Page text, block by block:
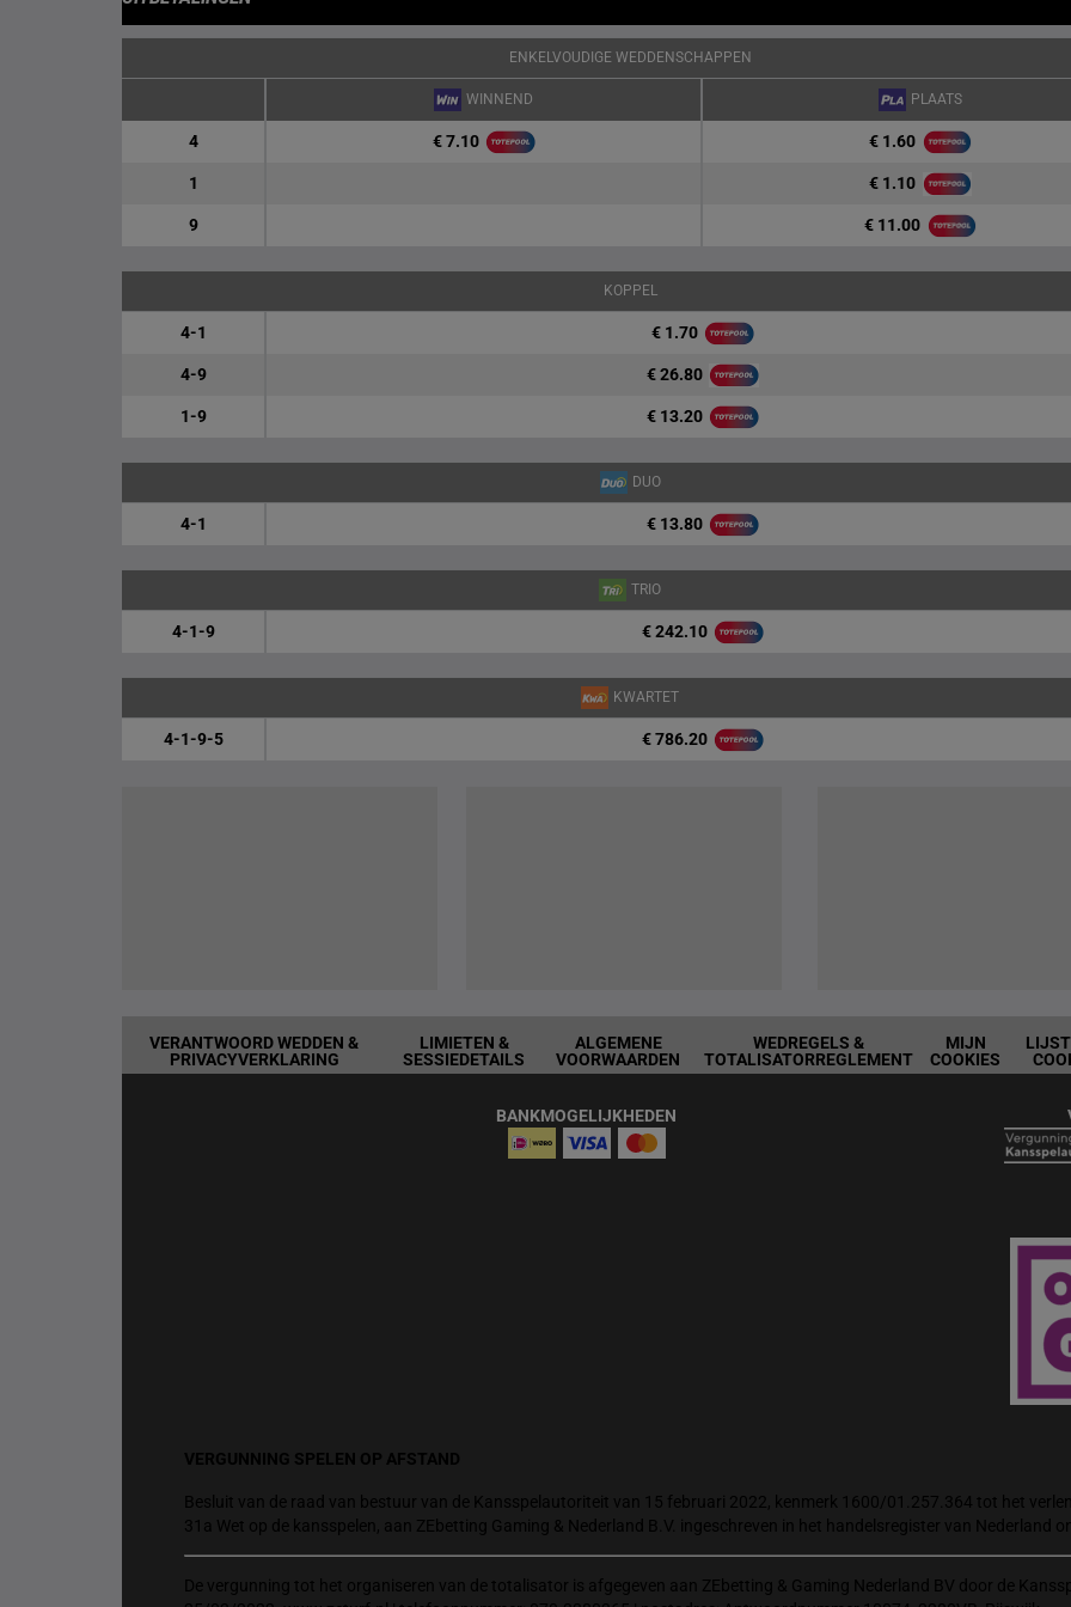
ENKELVOUDIGE WEDDENSCHAPPEN
WINNEND PLAATS
4 € 7.10 € 1.60
1 € 1.10
9 € 11.00
KOPPEL
4-1 € 1.70
4-9 € 26.80
1-9 € 13.20
DUO
4-1 € 13.80
TRIO
4-1-9 € 242.10
KWARTET
4-1-9-5 € 786.20
VERANTWOORD WEDDEN &
PRIVACYVERKLARING
LIMIETEN &
SESSIEDETAILS
ALGEMENE
VOORWAARDEN
WEDREGELS &
TOTALISATORREGLEMENT
MIJN
COOKIES
BANKMOGELIJKHEDEN
VERGUNNING SPELEN OP AFSTAND
Besluit van de raad van bestuur van de Kansspelautoriteit van 15 februari 2022, kenmerk 1600/01.257.364 tot het
31a Wet op de kansspelen, aan ZEbetting Gaming & Nederland B.V. ingeschreven in het handelsregister van Nederland
De vergunning tot het organiseren van de totalisator is afgegeven aan ZEbetting & Gaming Nederland BV door de